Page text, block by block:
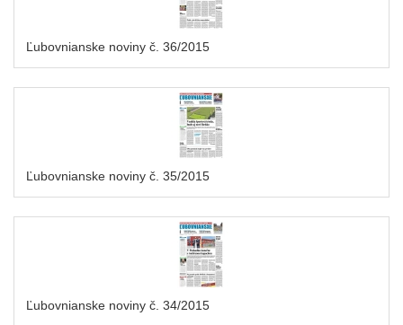
Ľubovnianske noviny č. 36/2015
Ľubovnianske noviny č. 35/2015
Ľubovnianske noviny č. 34/2015